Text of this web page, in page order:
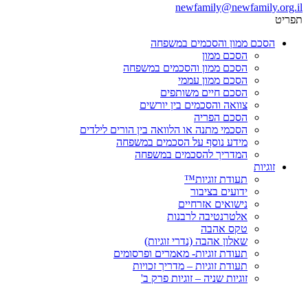
newfamily@newfamily.org.il
תפריט
הסכם ממון והסכמים במשפחה
הסכם ממון
הסכם ממון והסכמים במשפחה
הסכם ממון עממי
הסכם חיים משותפים
צוואה והסכמים בין יורשים
הסכם הפריה
הסכמי מתנה או הלוואה בין הורים לילדים
מידע נוסף על הסכמים במשפחה
המדריך להסכמים במשפחה
זוגיות
תעודת זוגיות™
ידועים בציבור
נישואים אזרחיים
אלטרנטיבה לרבנות
טקס אהבה
שאלון אהבה (נדרי זוגיות)
תעודת זוגיות- מאמרים ופרסומים
תעודת זוגיות – מדריך זכויות
זוגיות שניה – זוגיות פרק ב'